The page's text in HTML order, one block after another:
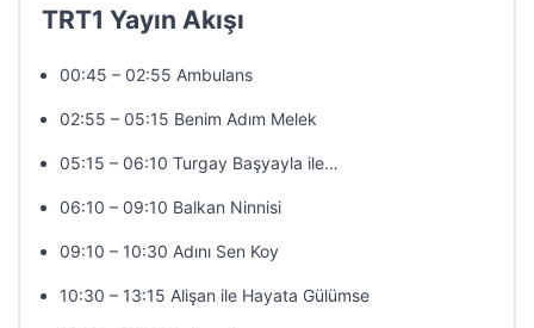
TRT1 Yayın Akışı
00:45 – 02:55 Ambulans
02:55 – 05:15 Benim Adım Melek
05:15 – 06:10 Turgay Başyayla ile…
06:10 – 09:10 Balkan Ninnisi
09:10 – 10:30 Adını Sen Koy
10:30 – 13:15 Alişan ile Hayata Gülümse